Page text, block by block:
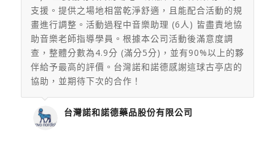
支援。提供之場地相當乾淨舒適，且能配合活動的規
畫進行調整。活動過程中音樂助理 (6人) 皆盡責地協
助音樂老師指導學員。根據本公司活動後滿意度調
查，整體分數為4.9分 (滿分5分)，並有90%以上的夥
伴給予最高的評價。台灣諾和諾德感謝這球古亭店的
協助，並期待下次的合作！
台灣諾和諾德藥品股份有限公司